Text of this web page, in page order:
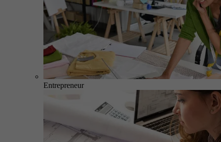
Entrepreneur